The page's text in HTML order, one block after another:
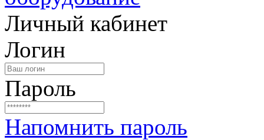
Личный кабинет
Логин
Пароль
Напомнить пароль